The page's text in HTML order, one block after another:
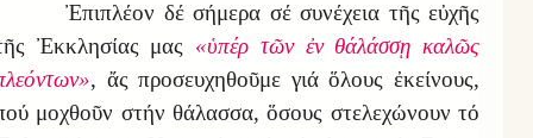
Ἐπιπλέον δέ σήμερα σέ συνέχεια τῆς εὐχῆς
Ἐκκλησίας μας «ὑπέρ τῶν ἐν θάλάσσῃ καλῶς
, ἄς προσευχηθοῦμε γιά ὅλους ἐκείνους,
μοχθοῦν στήν θάλασσα, ὅσους στελεχώνουν τό